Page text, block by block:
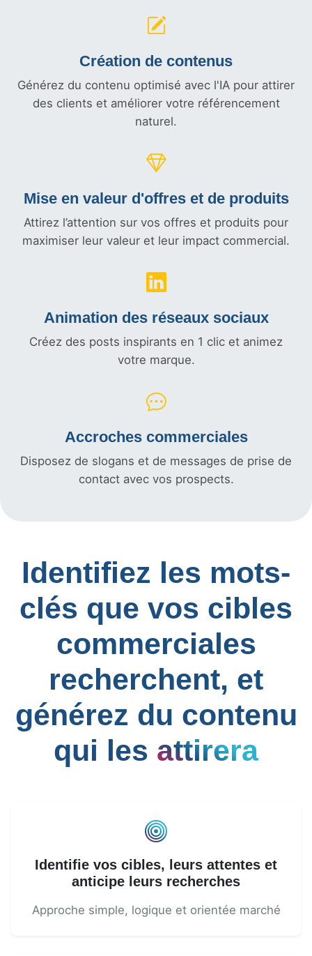
Création de contenus
Générez du contenu optimisé avec l'IA pour attirer
des clients et améliorer votre référencement
naturel.
Mise en valeur d'offres et de produits
Attirez l’attention sur vos offres et produits pour
maximiser leur valeur et leur impact commercial.
Animation des réseaux sociaux
Créez des posts inspirants en 1 clic et animez
votre marque.
Accroches commerciales
Disposez de slogans et de messages de prise de
contact avec vos prospects.
Identifiez les mots-
clés que vos cibles
commerciales
recherchent, et
générez du contenu
qui les attirera
Identifie vos cibles, leurs attentes et
anticipe leurs recherches
Approche simple, logique et orientée marché